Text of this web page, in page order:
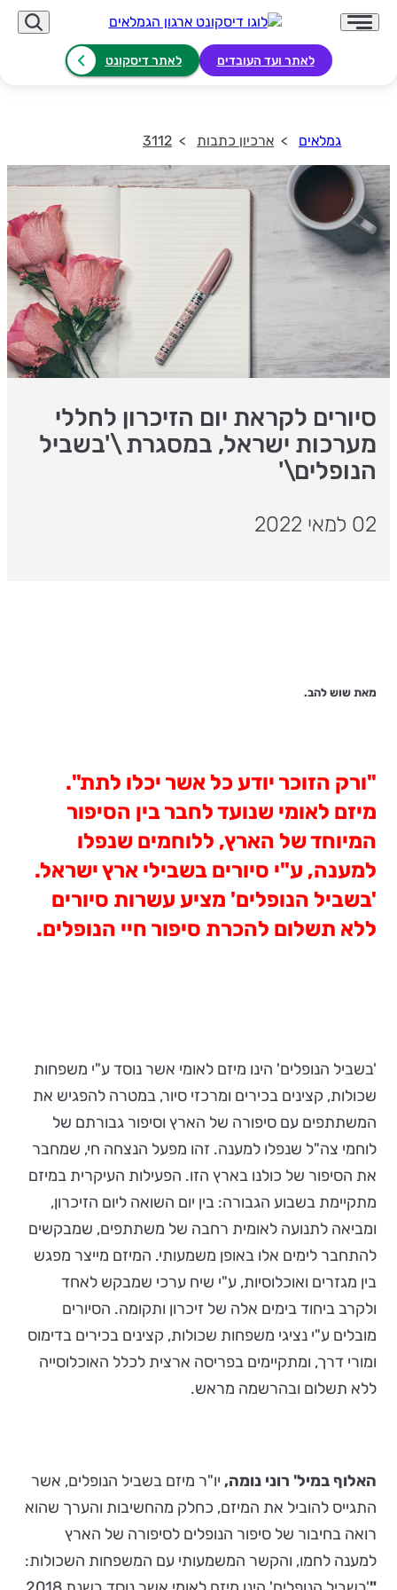
לאתר ועד העובדים לאתר דיסקונט
גמלאים ארכיון כתבות 3112
סיורים לקראת יום הזיכרון לחללי
מערכות ישראל, במסגרת \'בשביל
הנופלים\'
02 למאי 2022
מאת שוש להב.
"ורק הזוכר יודע כל אשר יכלו לתת".
מיזם לאומי שנועד לחבר בין הסיפור
המיוחד של הארץ, ללוחמים שנפלו
למענה, ע"י סיורים בשבילי ארץ ישראל.
'בשביל הנופלים' מציע עשרות סיורים
ללא תשלום להכרת סיפור חיי הנופלים.
'בשביל הנופלים' הינו מיזם לאומי אשר נוסד ע"י משפחות
שכולות, קצינים בכירים ומרכזי סיור, במטרה להפגיש את
המשתתפים עם סיפורה של הארץ וסיפור גבורתם של
לוחמי צה"ל שנפלו למענה. זהו מפעל הנצחה חי, שמחבר
את הסיפור של כולנו בארץ הזו. הפעילות העיקרית במיזם
מתקיימת בשבוע הגבורה: בין יום השואה ליום הזיכרון,
ומביאה לתנועה לאומית רחבה של משתתפים, שמבקשים
להתחבר לימים אלו באופן משמעותי. המיזם מייצר מפגש
בין מגזרים ואוכלוסיות, ע"י שיח ערכי שמבקש לאחד
ולקרב ביחוד בימים אלה של זיכרון ותקומה. הסיורים
מובלים ע"י נציגי משפחות שכולות, קצינים בכירים בדימוס
ומורי דרך, ומתקיימים בפריסה ארצית לכלל האוכלוסייה
ללא תשלום ובהרשמה מראש.
האלוף במיל' רוני נומה, יו"ר מיזם בשביל הנופלים, אשר
התגייס להוביל את המיזם, כחלק מהחשיבות והערך שהוא
רואה בחיבור של סיפור הנופלים לסיפורה של הארץ
למענה לחמו, והקשר המשמעותי עם המשפחות השכולות: